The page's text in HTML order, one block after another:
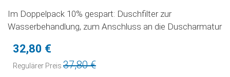
Im Doppelpack 10% gespart: Duschfilter zur
Wasserbehandlung, zum Anschluss an die Duscharmatur
Sonderpreis
32,80 €
Regulärer Preis 37,80 €